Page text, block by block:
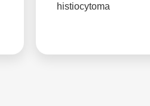
histiocytoma